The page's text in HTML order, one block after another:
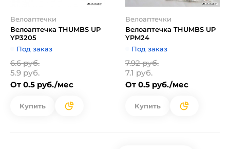
Велоаптечки
Велоаптечка THUMBS UP
YP3205
Под заказ
6.6 руб.
5.9 руб.
От 0.5 руб./мес
Купить
Велоаптечки
Велоаптечка THUMBS UP
YPM24
Под заказ
7.92 руб.
7.1 руб.
От 0.5 руб./мес
Купить